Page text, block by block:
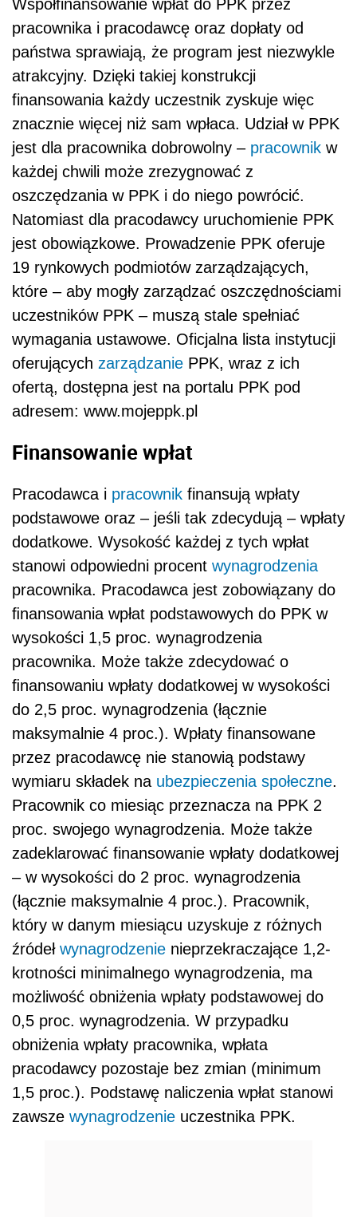
Współfinansowanie wpłat do PPK przez
pracownika i pracodawcę oraz dopłaty od
państwa sprawiają, że program jest niezwykle
atrakcyjny. Dzięki takiej konstrukcji
finansowania każdy uczestnik zyskuje więc
znacznie więcej niż sam wpłaca. Udział w PPK
jest dla pracownika dobrowolny – pracownik w
każdej chwili może zrezygnować z
oszczędzania w PPK i do niego powrócić.
Natomiast dla pracodawcy uruchomienie PPK
jest obowiązkowe. Prowadzenie PPK oferuje
19 rynkowych podmiotów zarządzających,
które – aby mogły zarządzać oszczędnościami
uczestników PPK – muszą stale spełniać
wymagania ustawowe. Oficjalna lista instytucji
oferujących zarządzanie PPK, wraz z ich
ofertą, dostępna jest na portalu PPK pod
adresem: www.mojeppk.pl
Finansowanie wpłat
Pracodawca i pracownik finansują wpłaty
podstawowe oraz – jeśli tak zdecydują – wpłaty
dodatkowe. Wysokość każdej z tych wpłat
stanowi odpowiedni procent wynagrodzenia
pracownika. Pracodawca jest zobowiązany do
ﬁnansowania wpłat podstawowych do PPK w
wysokości 1,5 proc. wynagrodzenia
pracownika. Może także zdecydować o
ﬁnansowaniu wpłaty dodatkowej w wysokości
do 2,5 proc. wynagrodzenia (łącznie
maksymalnie 4 proc.). Wpłaty finansowane
przez pracodawcę nie stanowią podstawy
wymiaru składek na ubezpieczenia społeczne.
Pracownik co miesiąc przeznacza na PPK 2
proc. swojego wynagrodzenia. Może także
zadeklarować finansowanie wpłaty dodatkowej
– w wysokości do 2 proc. wynagrodzenia
(łącznie maksymalnie 4 proc.). Pracownik,
który w danym miesiącu uzyskuje z różnych
źródeł wynagrodzenie nieprzekraczające 1,2-
krotności minimalnego wynagrodzenia, ma
możliwość obniżenia wpłaty podstawowej do
0,5 proc. wynagrodzenia. W przypadku
obniżenia wpłaty pracownika, wpłata
pracodawcy pozostaje bez zmian (minimum
1,5 proc.). Podstawę naliczenia wpłat stanowi
zawsze wynagrodzenie uczestnika PPK.